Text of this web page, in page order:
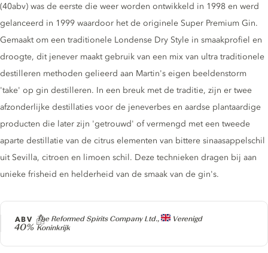
Producer
The Reformed Spirits Company Ltd.,
Verenigd
Koninkrijk
ABV
40%
(40abv) was de eerste die weer worden ontwikkeld in 1998 en werd
gelanceerd in 1999 waardoor het de originele Super Premium Gin.
Gemaakt om een ​​traditionele Londense Dry Style in smaakprofiel en
droogte, dit jenever maakt gebruik van een mix van ultra traditionele
destilleren methoden gelieerd aan Martin's eigen beeldenstorm
'take' op gin destilleren. In een breuk met de traditie, zijn er twee
afzonderlijke destillaties voor de jeneverbes en aardse plantaardige
producten die later zijn 'getrouwd' of vermengd met een tweede
aparte destillatie van de citrus elementen van bittere sinaasappelschil
uit Sevilla, citroen en limoen schil. Deze technieken dragen bij aan
unieke frisheid en helderheid van de smaak van de gin's.